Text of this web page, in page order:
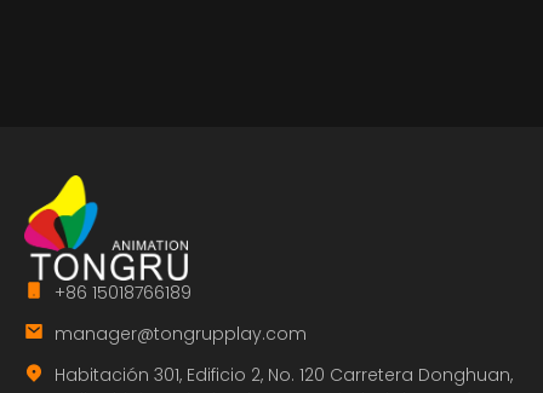
+86 15018766189
manager@tongrupplay.com
Habitación 301, Edificio 2, No. 120 Carretera Donghuan,